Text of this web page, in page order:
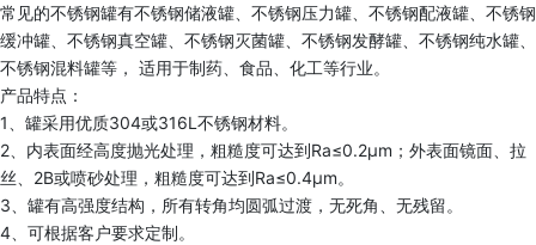
常见的不锈钢罐有不锈钢储液罐、不锈钢压力罐、不锈钢配液罐、不锈钢
缓冲罐、不锈钢真空罐、不锈钢灭菌罐、不锈钢发酵罐、不锈钢纯水罐、
不锈钢混料罐等， 适用于制药、食品、化工等行业。
产品特点：
1、罐采用优质304或316L不锈钢材料。
2、内表面经高度抛光处理，粗糙度可达到Ra≤0.2μm；外表面镜面、拉
丝、2B或喷砂处理，粗糙度可达到Ra≤0.4μm。
3、罐有高强度结构，所有转角均圆弧过渡，无死角、无残留。
4、可根据客户要求定制。